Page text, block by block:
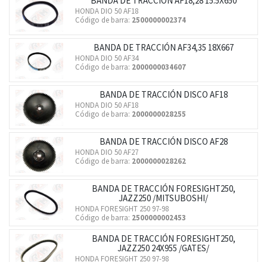
HONDA DIO 50 AF18
Código de barra: 2500000002374
BANDA DE TRACCIÓN AF34,35 18X667
HONDA DIO 50 AF34
Código de barra: 2000000034607
BANDA DE TRACCIÓN DISCO AF18
HONDA DIO 50 AF18
Código de barra: 2000000028255
BANDA DE TRACCIÓN DISCO AF28
HONDA DIO 50 AF27
Código de barra: 2000000028262
BANDA DE TRACCIÓN FORESIGHT250,
JAZZ250 /MITSUBOSHI/
HONDA FORESIGHT 250 97-98
Código de barra: 2500000002453
BANDA DE TRACCIÓN FORESIGHT250,
JAZZ250 24X955 /GATES/
HONDA FORESIGHT 250 97-98